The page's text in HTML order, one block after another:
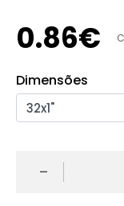
0.86€
Dimensões
-